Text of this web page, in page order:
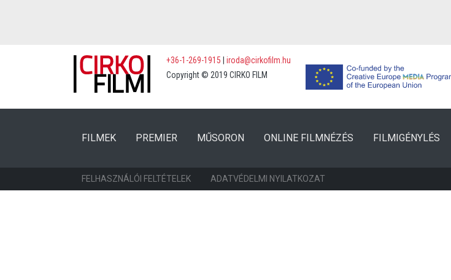
+36-1-269-1915
iroda@cirkofilm.hu
Copyright © 2019 CIRKO FILM
FILMEK(CURRENT)
PREMIER (CURRENT)
MŰSORON ONLINE FILMNÉZÉS FILMIGÉNYLÉS
FELHASZNÁLÓI FELTÉTELEK ADATVÉDELMI NYILATKOZAT